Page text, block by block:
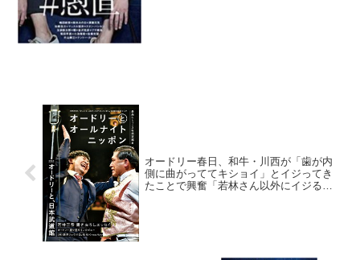
オードリー春日、和牛・川西が「歯が内
側に曲がっててキショイ」とイジってき
たことで興奮「若林さん以外にイジる人